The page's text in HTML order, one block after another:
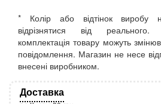
* Колір або відтінок виробу
відрізнятися від
комплектація товару можуть
повідомлення. Магазин не несе
внесені виробником.
Доставка